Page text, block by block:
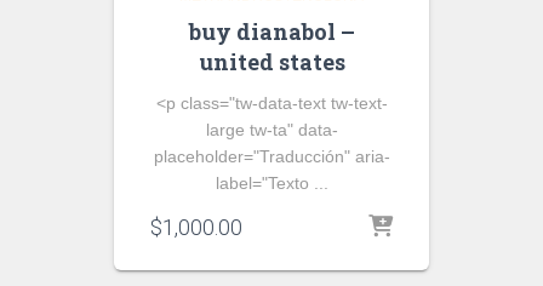
buy dianabol –
united states
<p class="tw-data-text tw-text-
large tw-ta" data-
placeholder="Traducción" aria-
label="Texto ...
$1,000.00